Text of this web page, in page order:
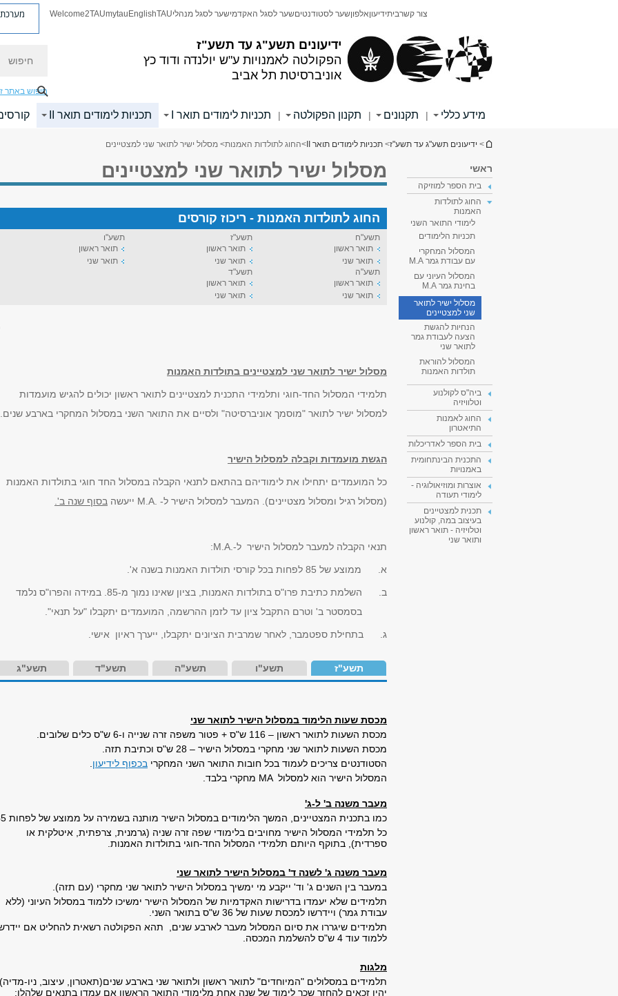
ידיעונים תשע"ג עד תשע"ז
הפקולטה לאמנויות ע"ש יולנדה ודוד כץ
אוניברסיטת תל אביב
צור קשרביתידיעוןאלפוןשער לסטודנטיםשער לסגל האקדמישער לסגל מנהליTAU
English
mytau
Welcome2TAU מערכת
חיפוש באתר
מידע כללי | תקנונים | תקנון הפקולטה | תכניות לימודים תואר I תכניות לימודים תואר II
הינך נמצא כאן
> ידיעונים תשע"ג עד תשע"ז> תכניות לימודים תואר II >החוג לתולדות האמנות> מסלול ישיר לתואר שני למצטיינים
ראשי
בית הספר למוזיקה
החוג לתולדות
האמנות
לימודי התואר השני
תכניות הלימודים
המסלול המחקרי
עם עבודת גמר M.A
המסלול העיוני עם
בחינת גמר M.A
מסלול ישיר לתואר
שני למצטיינים
הנחיות להגשת
הצעה לעבודת גמר
לתואר שני
המסלול להוראת
תולדות האמנות
ביה"ס לקולנוע
וטלוויזיה
החוג לאמנות
התיאטרון
בית הספר לאדריכלות
התכנית הבינתחומית
באמנויות
אוצרות ומוזיאולוגיה -
לימודי תעודה
תכנית למצטיינים
בעיצוב במה, קולנוע
וטלויזיה - תואר ראשון
ותואר שני
מסלול ישיר לתואר שני למצטיינים
החוג לתולדות האמנות - ריכוז קורסים
תשע"ח
תואר ראשון
תואר שני
תשע"ז
תואר ראשון
תואר שני
תשע"ו
תואר ראשון
תואר שני
תשע"ה
תואר ראשון
תואר שני
תשע"ד
תואר ראשון
תואר שני
מסלול ישיר לתואר שני למצטיינים בתולדות האמנות
תלמידי המסלול החד-חוגי ותלמידי התכנית למצטיינים לתואר ראשון יכולים להגיש מועמדות
למסלול ישיר לתואר "מוסמך אוניברסיטה" ולסיים את התואר השני במסלול המחקרי בארבע שנים.
הגשת מועמדות וקבלה למסלול הישיר
כל המועמדים יתחילו את לימודיהם בהתאם לתנאי הקבלה במסלול החד חוגי בתולדות האמנות
(מסלול רגיל ומסלול מצטיינים). המעבר למסלול הישיר ל- M.A. ייעשה בסוף שנה ב'.
תנאי הקבלה למעבר למסלול הישיר ל- M.A.
:
א. ממוצע של 85 לפחות בכל קורסי תולדות האמנות בשנה א'.
ב. השלמת כתיבת פרו"ס בתולדות האמנות, בציון שאינו נמוך מ-85. במידה והפרו"ס נלמד
בסמסטר ב' וטרם התקבל ציון עד לזמן ההרשמה, המועמדים יתקבלו "על תנאי".
ג. בתחילת ספטמבר, לאחר שמרבית הציונים יתקבלו, ייערך ראיון אישי.
תשע"ז תשע"ו תשע"ה תשע"ד תשע"ג
מכסת שעות הלימוד במסלול הישיר לתואר שני
מכסת השעות לתואר ראשון – 116 ש"ס + פטור משפה זרה שנייה ו-6 ש"ס כלים שלובים.
מכסת השעות לתואר שני מחקרי במסלול הישיר – 28 ש"ס וכתיבת תזה.
הסטודנטים צריכים לעמוד בכל חובות התואר השני המחקרי בכפוף לידיעון
המסלול הישיר הוא למסלול MA מחקרי בלבד.
מעבר משנה ב' ל-ג'
כמו בתכנית המצטיינים, המשך הלימודים במסלול הישיר מותנה בשמירה על ממוצע של לפחות 85.
כל תלמידי המסלול הישיר מחויבים בלימודי שפה זרה שניה (גרמנית, צרפתית, איטלקית או
ספרדית), בתוקף היותם תלמידי המסלול החד-חוגי בתולדות האמנות.
מעבר משנה ג' לשנה ד' במסלול הישיר לתואר שני
במעבר בין השנים ג' וד' ייקבע מי ימשיך במסלול הישיר לתואר שני מחקרי (עם תזה).
תלמידים שלא יעמדו בדרישות האקדמיות של המסלול הישיר ימשיכו ללמוד במסלול העיוני (ללא
עבודת גמר) ויידרשו למכסת שעות של 36 ש"ס בתואר השני.
תלמידים שיגררו את סיום המסלול מעבר לארבע שנים, תהא הפקולטה רשאית להחליט אם
ללמוד עוד 4 ש"ס להשלמת המכסה.
מלגות
תלמידים במסלולים "המיוחדים" לתואר ראשון ולתואר שני בארבע שנים(תאטרון, עיצוב, ניו-מדיה),
יהיו זכאים להחזר שכר לימוד של שנה אחת מלימודי התואר הראשון אם עמדו בתנאים שלהלן: